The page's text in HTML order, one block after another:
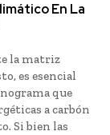
En La
la matriz
es esencial
que
a carbón
Si bien las